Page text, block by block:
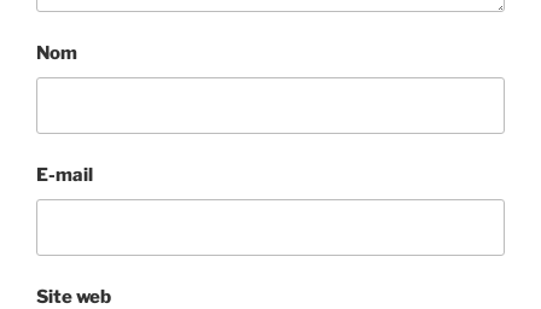
Nom
E-mail
Site web